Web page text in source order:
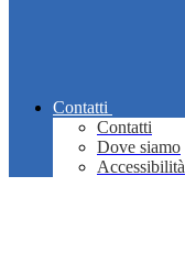
Contatti
Contatti
Dove siamo
Accessibilità